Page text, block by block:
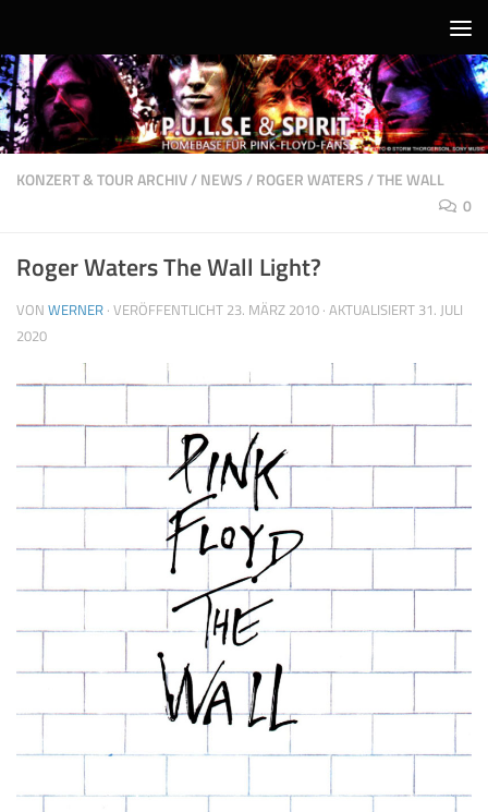
KONZERT & TOUR ARCHIV/NEWS/ROGER WATERS/THE WALL
0
Roger Waters The Wall Light?
VON WERNER · VERÖFFENTLICHT 23. MÄRZ 2010 · AKTUALISIERT 31. JULI
2020